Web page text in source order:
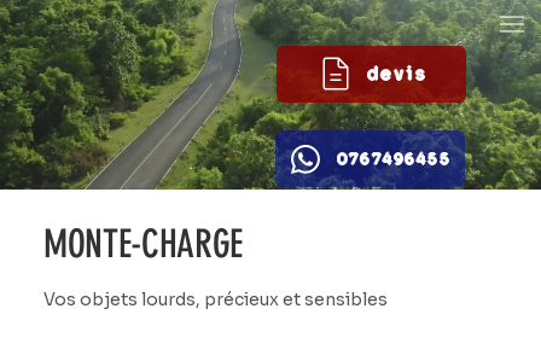
devis
0767496455
MONTE-CHARGE
Vos objets lourds, précieux et sensibles